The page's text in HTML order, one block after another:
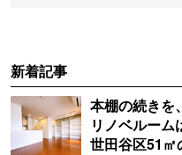
新着記事
本棚の続きを
リノベルーム
世田谷区51㎡